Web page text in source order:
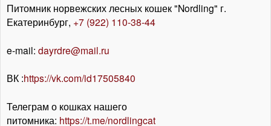
Питомник норвежских лесных кошек "Nordling" г.
Екатеринбург, +7 (922) 110-38-44
e-mail: dayrdre@mail.ru
ВК :https://vk.com/id17505840
Телеграм о кошках нашего
питомника: https://t.me/nordlingcat